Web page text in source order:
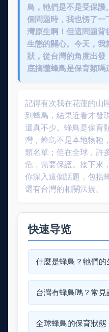
鳥，牠們是不是受保護
個問題時，我也愣了一
灣原生啊！但這問題背
生態的關心。今天，我
狀，從台灣的角度出發
底搞懂蜂鳥是保育類嗎
記得有次我在花蓮的山
到蜂鳥，結果近看才發
還真不少。蜂鳥是保育
灣，蜂鳥不是本地物種
類名單；但在全球，許
危，需要保護。接下來
你深入這個話題，包括
還有台灣的相關法規。
快速导览
什麼是蜂鳥？牠們
台灣有蜂鳥嗎？常
全球蜂鳥的保育狀態